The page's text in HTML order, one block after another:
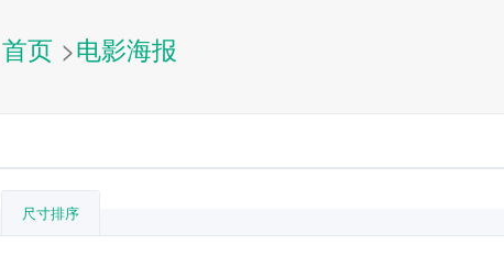
首页 >电影海报
尺寸排序